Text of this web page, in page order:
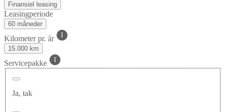
Finansiel leasing
Leasingperiode
60 måneder
Kilometer pr. år
15.000 km
Servicepakke
Ja, tak